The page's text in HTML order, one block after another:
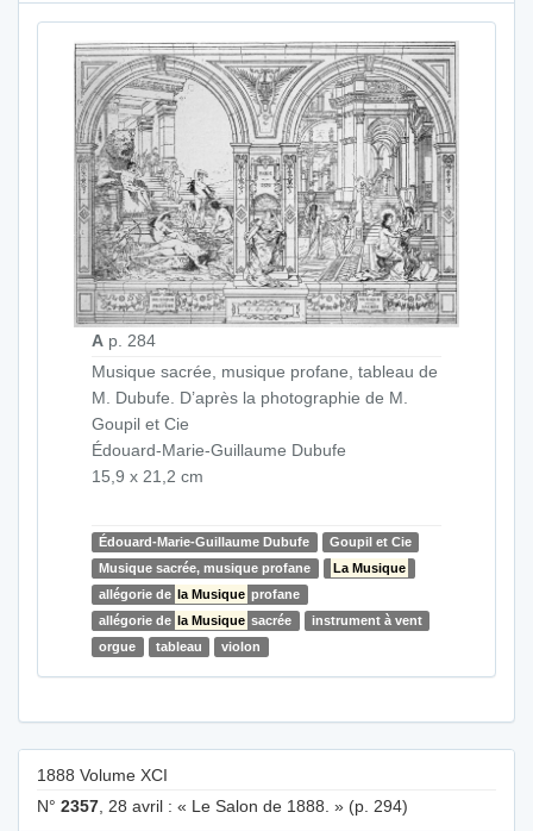
A p. 284
Musique sacrée, musique profane, tableau de
M. Dubufe. D’après la photographie de M.
Goupil et Cie
Édouard-Marie-Guillaume Dubufe
15,9 x 21,2 cm
Édouard-Marie-Guillaume Dubufe
Goupil et Cie
Musique sacrée, musique profane
La Musique
allégorie de la Musique profane
allégorie de la Musique sacrée
instrument à vent
orgue
tableau violon
1888 Volume XCI
N° 2357 , 28 avril : « Le Salon de 1888. » (p. 294)